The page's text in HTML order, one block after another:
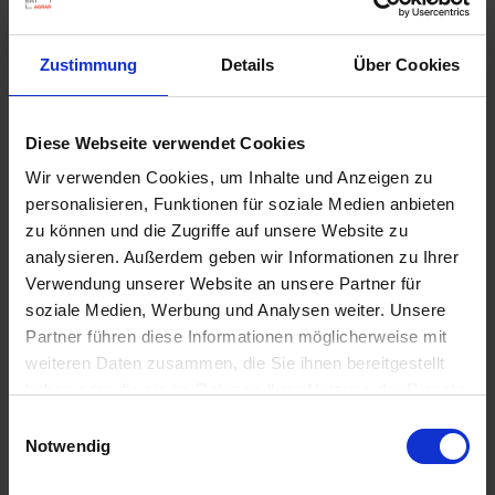
Zustimmung Details Über Cookies
Diese Webseite verwendet Cookies
Wir verwenden Cookies, um Inhalte und Anzeigen zu
personalisieren, Funktionen für soziale Medien anbieten
zu können und die Zugriffe auf unsere Website zu
analysieren. Außerdem geben wir Informationen zu Ihrer
Verwendung unserer Website an unsere Partner für
soziale Medien, Werbung und Analysen weiter. Unsere
Partner führen diese Informationen möglicherweise mit
weiteren Daten zusammen, die Sie ihnen bereitgestellt
Notwendig
UND UMWELT DIE GEBRAUCHSANLEITUNG EINHALTEN.
mehr
GEFAHR
Sicherheitshinweise
P101-IST ÄRZTLICHER RAT ERFORDERLICH,
VERPACKUNG ODER KENNZEICHNUNGSETIKETT
BEREITHALTEN.
P102-DARF...
mehr
Zulassungsende
15.03.2028